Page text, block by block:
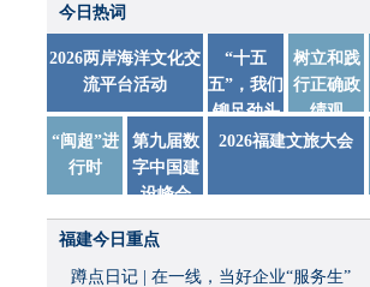
今日热词
2026两岸海洋文化交
流平台活动
“十五
五”，我们
铆足劲头
踏实干
树立和践
行正确政
绩观
“闽超”进
行时
第九届数
字中国建
设峰会
2026福建文旅大会
福建今日重点
蹲点日记 | 在一线，当好企业“服务生”